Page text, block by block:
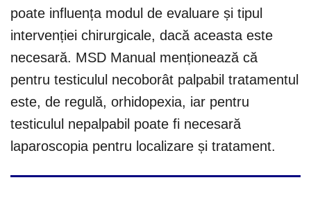
poate influența modul de evaluare și tipul
intervenției chirurgicale, dacă aceasta este
necesară. MSD Manual menționează că
pentru testiculul necoborât palpabil tratamentul
este, de regulă, orhidopexia, iar pentru
testiculul nepalpabil poate fi necesară
laparoscopia pentru localizare și tratament.